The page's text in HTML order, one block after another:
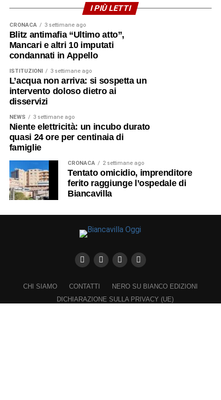
I PIÙ LETTI
CRONACA 3 settimane ago
Blitz antimafia “Ultimo atto”,
Mancari e altri 10 imputati
condannati in Appello
ISTITUZIONI 3 settimane ago
L’acqua non arriva: si sospetta un
intervento doloso dietro ai
disservizi
NEWS 3 settimane ago
Niente elettricità: un incubo durato
quasi 24 ore per centinaia di
famiglie
CRONACA 2 settimane ago
Tentato omicidio, imprenditore
ferito raggiunge l’ospedale di
Biancavilla
CHI SIAMO CONTATTI
NERO SU BIANCO EDIZIONI
DICHIARAZIONE SULLA PRIVACY (UE)